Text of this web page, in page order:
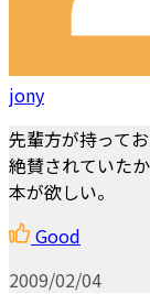
jony
先輩方が持って
絶賛されていた
本が欲しい。
Good
2009/02/04